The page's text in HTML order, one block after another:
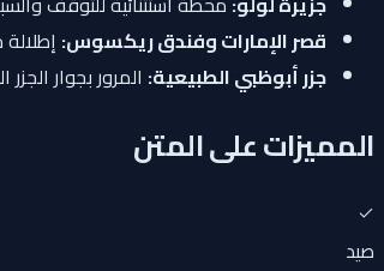
قصر الإمارات وفندق ريكسوس:
جزر أبوظبي الطبيعية: المرور بجوار
المميزات على المتن
صيد